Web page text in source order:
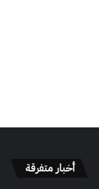
أخبار متفرقة